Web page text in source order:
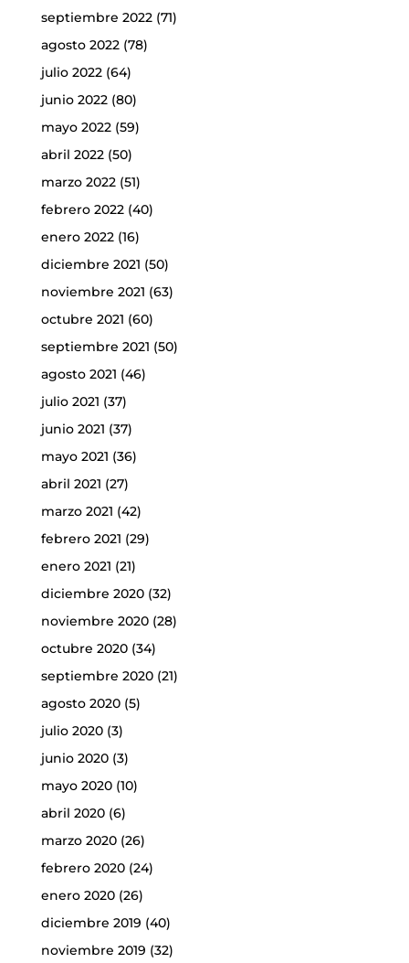
septiembre 2022(71)
agosto 2022(78)
julio 2022(64)
junio 2022(80)
mayo 2022(59)
abril 2022(50)
marzo 2022(51)
febrero 2022(40)
enero 2022(16)
diciembre 2021 (50)
noviembre 2021 (63)
octubre 2021 (60)
septiembre 2021 (50)
agosto 2021 (46)
julio 2021 (37)
junio 2021 (37)
mayo 2021 (36)
abril 2021 (27)
marzo 2021 (42)
febrero 2021 (29)
enero 2021 (21)
diciembre 2020(32)
noviembre 2020(28)
octubre 2020(34)
septiembre 2020(21)
agosto 2020(5)
julio 2020(3)
junio 2020(3)
mayo 2020(10)
abril 2020(6)
marzo 2020(26)
febrero 2020(24)
enero 2020(26)
diciembre 2019 (40)
noviembre 2019 (32)